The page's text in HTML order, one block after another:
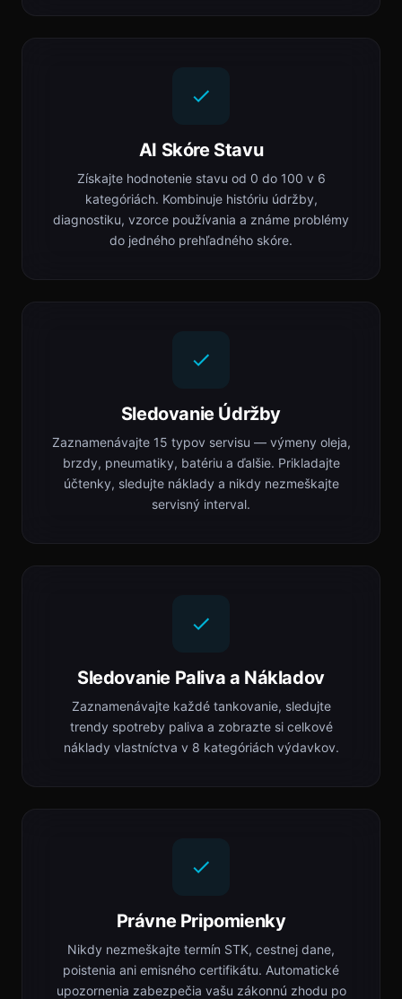
AI Skóre Stavu
Získajte hodnotenie stavu od 0 do 100 v 6
kategóriách. Kombinuje históriu údržby,
diagnostiku, vzorce používania a známe problémy
do jedného prehľadného skóre.
Sledovanie Údržby
Zaznamenávajte 15 typov servisu — výmeny oleja,
brzdy, pneumatiky, batériu a ďalšie. Prikladajte
účtenky, sledujte náklady a nikdy nezmeškajte
servisný interval.
Sledovanie Paliva a Nákladov
Zaznamenávajte každé tankovanie, sledujte
trendy spotreby paliva a zobrazte si celkové
náklady vlastníctva v 8 kategóriách výdavkov.
Právne Pripomienky
Nikdy nezmeškajte termín STK, cestnej dane,
poistenia ani emisného certifikátu. Automatické
upozornenia zabezpečia vašu zákonnú zhodu po